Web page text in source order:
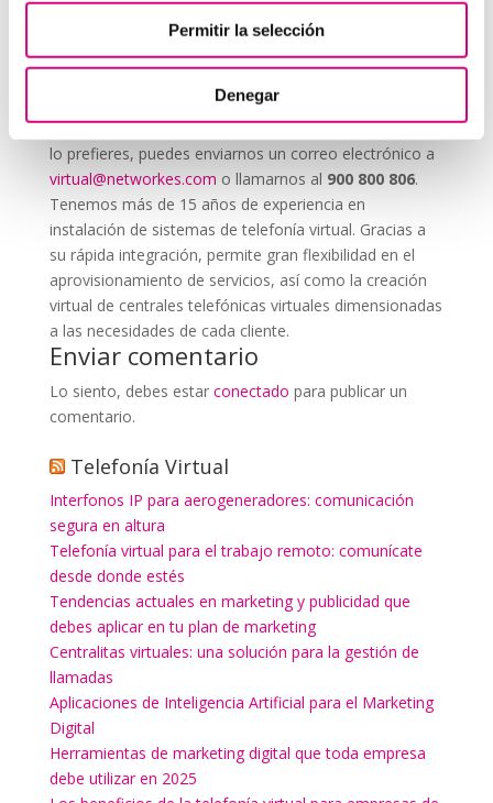
Permitir la selección
Denegar
System Network, tu operadora de telefonía
virtual en España
Telefonía Virtual Network
que nos permitas estudiar tu caso particular. Aunque si
lo prefieres, puedes enviarnos un correo electrónico a
virtual@networkes.com o llamarnos al 900 800 806.
Tenemos más de 15 años de experiencia en
instalación de sistemas de telefonía virtual. Gracias a
su rápida integración, permite gran flexibilidad en el
aprovisionamiento de servicios, así como la creación
virtual de centrales telefónicas virtuales dimensionadas
a las necesidades de cada cliente.
Enviar comentario
Lo siento, debes estar conectado para publicar un
comentario.
Telefonía Virtual
Interfonos IP para aerogeneradores: comunicación
segura en altura
Telefonía virtual para el trabajo remoto: comunícate
desde donde estés
Tendencias actuales en marketing y publicidad que
debes aplicar en tu plan de marketing
Centralitas virtuales: una solución para la gestión de
llamadas
Aplicaciones de Inteligencia Artificial para el Marketing
Digital
Herramientas de marketing digital que toda empresa
debe utilizar en 2025